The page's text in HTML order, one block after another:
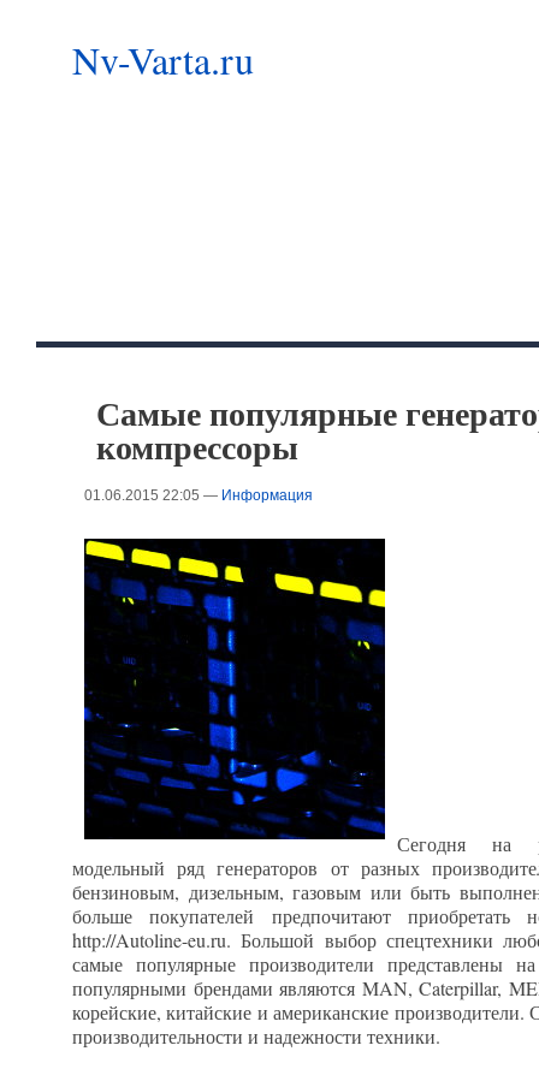
Nv-Varta.ru
Самые популярные
компрессоры
01.06.2015 22:05 — Информация
Сегодня на
модельный ряд генераторов от разных
бензиновым, дизельным, газовым или быть
больше покупателей предпочитают
http://Autoline-eu.ru. Большой выбор спецтехники
самые популярные производители представлены
популярными брендами являются MAN, Caterpillar,
корейские, китайские и американские производители.
производительности и надежности техники.